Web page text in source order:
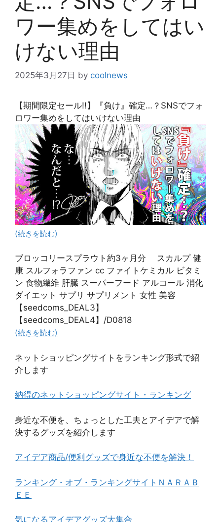
ワー集めをしてはい
けない理由
2025年3月27日 by coolnews
【期間限定セール!!】『負け』確定…？SNSでフォ
ロワー集めをしてはいけない理由
(続きを読む)
ブロッコリースプラウト約3ヶ月分 スカルプ 健
康 スルフォラファン cc ファイトケミカル ビタミ
ン 食物繊維 肝臓 スーパーフード アルコール 消化
ダイエット サプリ サプリメント 女性 美容
【seedcoms_DEAL3】
【seedcoms_DEAL4】/D0818
(続きを読む)
ネットショッピングサイトをランキング形式で紹
介します
納得のネットショッピングサイト・ランキング
身近な不便を、ちょっとした工夫とアイデアで解
決するグッズを紹介します
アイデア商品/便利グッズで身近な不便を解決！
ランキング・オブ・ランキングサイトＮＡＲＡＢ
ＥＥ
気になるアイデアグッズ大集合